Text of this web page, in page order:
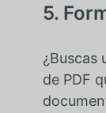
5.
¿Buscas
de PDF